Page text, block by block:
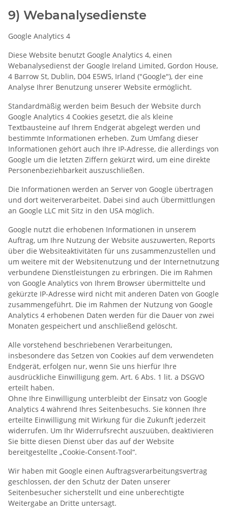
9) Webanalysedienste
Google Analytics 4
Diese Website benutzt Google Analytics 4, einen
Webanalysedienst der Google Ireland Limited, Gordon House,
4 Barrow St, Dublin, D04 E5W5, Irland ("Google"), der eine
Analyse Ihrer Benutzung unserer Website ermöglicht.
Standardmäßig werden beim Besuch der Website durch
Google Analytics 4 Cookies gesetzt, die als kleine
Textbausteine auf Ihrem Endgerät abgelegt werden und
bestimmte Informationen erheben. Zum Umfang dieser
Informationen gehört auch Ihre IP-Adresse, die allerdings von
Google um die letzten Ziffern gekürzt wird, um eine direkte
Personenbeziehbarkeit auszuschließen.
Die Informationen werden an Server von Google übertragen
und dort weiterverarbeitet. Dabei sind auch Übermittlungen
an Google LLC mit Sitz in den USA möglich.
Google nutzt die erhobenen Informationen in unserem
Auftrag, um Ihre Nutzung der Website auszuwerten, Reports
über die Websiteaktivitäten für uns zusammenzustellen und
um weitere mit der Websitenutzung und der Internetnutzung
verbundene Dienstleistungen zu erbringen. Die im Rahmen
von Google Analytics von Ihrem Browser übermittelte und
gekürzte IP-Adresse wird nicht mit anderen Daten von Google
zusammengeführt. Die im Rahmen der Nutzung von Google
Analytics 4 erhobenen Daten werden für die Dauer von zwei
Monaten gespeichert und anschließend gelöscht.
Alle vorstehend beschriebenen Verarbeitungen,
insbesondere das Setzen von Cookies auf dem verwendeten
Endgerät, erfolgen nur, wenn Sie uns hierfür Ihre
ausdrückliche Einwilligung gem. Art. 6 Abs. 1 lit. a DSGVO
erteilt haben.
Ohne Ihre Einwilligung unterbleibt der Einsatz von Google
Analytics 4 während Ihres Seitenbesuchs. Sie können Ihre
erteilte Einwilligung mit Wirkung für die Zukunft jederzeit
widerrufen. Um Ihr Widerrufsrecht auszuüben, deaktivieren
Sie bitte diesen Dienst über das auf der Website
bereitgestellte „Cookie-Consent-Tool“.
Wir haben mit Google einen Auftragsverarbeitungsvertrag
geschlossen, der den Schutz der Daten unserer
Seitenbesucher sicherstellt und eine unberechtigte
Weitergabe an Dritte untersagt.